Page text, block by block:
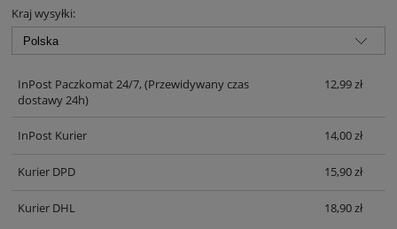
Kraj wysyłki:
InPost Paczkomat 24/7, (Przewidywany czas
dostawy 24h)
12,99 zł
InPost Kurier 14,00 zł
Kurier DPD 15,90 zł
Kurier DHL 18,90 zł